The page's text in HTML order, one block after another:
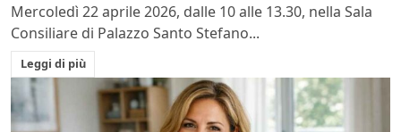
Mercoledì 22 aprile 2026, dalle 10 alle 13.30, nella Sala
Consiliare di Palazzo Santo Stefano...
Leggi di più